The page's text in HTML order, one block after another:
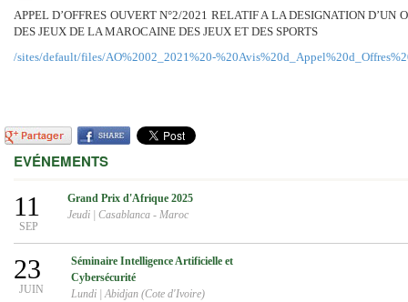
APPEL D’OFFRES OUVERT N°2/2021 RELATIF A LA DESIGNATION D’UN
DES JEUX DE LA MAROCAINE DES JEUX ET DES SPORTS
/sites/default/files/AO%2002_2021%20-
EVÉNEMENTS
11
SEP
Grand Prix d'Afrique 2025
Jeudi
Casablanca - Maroc
23
JUIN
Séminaire Intelligence Artificielle et
Cybersécurité
Lundi |Abidjan (Cote d'Ivoire)